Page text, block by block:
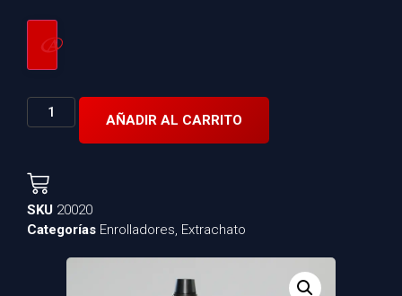
AÑADIR AL CARRITO
SKU 20020
Categorías Enrolladores, Extrachato